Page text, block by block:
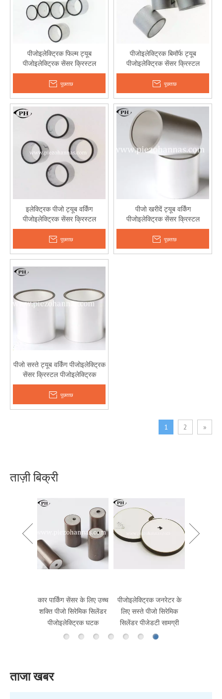
पीजोइलेक्ट्रिक फिल्म ट्यूब
पीजोइलेक्ट्रिक सेंसर क्रिस्टल
पीजोइलेक्ट्रिक दबाव ट्रांसमीटर
पूछताछ
पीजोइलेक्ट्रिक बिमॉर्फ ट्यूब
पीजोइलेक्ट्रिक सेंसर क्रिस्टल
पीजोइलेक्ट्रिक घटक
पूछताछ
इलेक्ट्रिक पीजो ट्यूब वर्किंग
पीजोइलेक्ट्रिक सेंसर क्रिस्टल
पीजोइलेक्ट्रिक स्ट्रेन गेज
पूछताछ
पीजो खरीदें ट्यूब वर्किंग
पीजोइलेक्ट्रिक सेंसर क्रिस्टल
पीजोइलेक्ट्रिक पावर जेनरेशन
पूछताछ
पीजो सस्ते ट्यूब वर्किंग पीजोइलेक्ट्रिक
सेंसर क्रिस्टल पीजोइलेक्ट्रिक
डिटेक्टर खरीदें
पूछताछ
1 2 »
ताज़ी बिक्री
कार पार्किंग सेंसर के लिए उच्च
शक्ति पीजो सिरेमिक सिलेंडर
पीजोइलेक्ट्रिक घटक
पीजोइलेक्ट्रिक जनरेटर के
लिए सस्ते पीजो सिरेमिक
सिलेंडर पीजेडटी सामग्री
ताजा खबर